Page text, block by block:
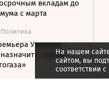
вкладам до
с марта
Украины
главойНа нашем
сайтом, вы
соответствии с